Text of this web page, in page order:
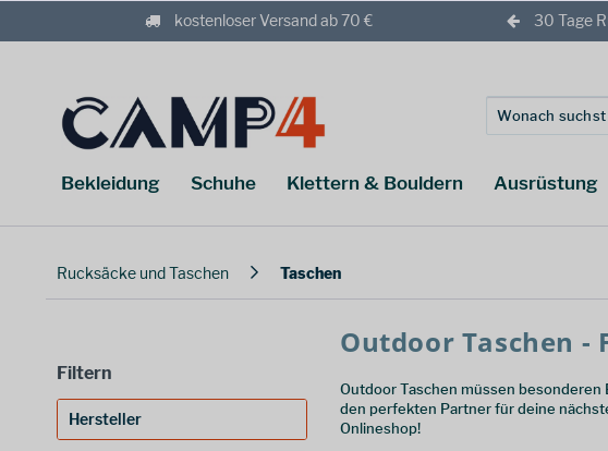
kostenloser Versand ab 70 € 30 Tage
Bekleidung Schuhe Klettern & Bouldern Ausrüstung
Rucksäcke und Taschen Taschen
Filtern
Hersteller
Outdoor Taschen -
Outdoor Taschen müssen
den perfekten Partner für deine
Onlineshop!